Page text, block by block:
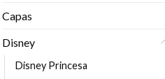
Capas
Disney
Disney Princesa